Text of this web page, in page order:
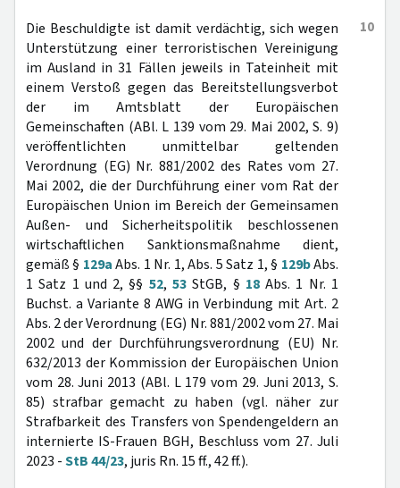
10
Die Beschuldigte ist damit verdächtig, sich wegen
Unterstützung einer terroristischen Vereinigung
im Ausland in 31 Fällen jeweils in Tateinheit mit
einem Verstoß gegen das Bereitstellungsverbot
der im Amtsblatt der Europäischen
Gemeinschaften (ABl. L 139 vom 29. Mai 2002, S. 9)
veröffentlichten unmittelbar geltenden
Verordnung (EG) Nr. 881/2002 des Rates vom 27.
Mai 2002, die der Durchführung einer vom Rat der
Europäischen Union im Bereich der Gemeinsamen
Außen- und Sicherheitspolitik beschlossenen
wirtschaftlichen Sanktionsmaßnahme dient,
gemäß § 129aAbs. 1 Nr. 1, Abs. 5 Satz 1, § 129bAbs.
1 Satz 1 und 2, §§ 52,53 StGB, § 18Abs. 1 Nr. 1
Buchst. a Variante 8 AWG in Verbindung mit Art. 2
Abs. 2 der Verordnung (EG) Nr. 881/2002 vom 27. Mai
2002 und der Durchführungsverordnung (EU) Nr.
632/2013 der Kommission der Europäischen Union
vom 28. Juni 2013 (ABl. L 179 vom 29. Juni 2013, S.
85) strafbar gemacht zu haben (vgl. näher zur
Strafbarkeit des Transfers von Spendengeldern an
internierte IS-Frauen BGH, Beschluss vom 27. Juli
2023 -StB 44/23, juris Rn. 15 ff., 42 ff.).